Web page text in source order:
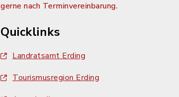
gerne nach Terminvereinbarung.
Quicklinks
Landratsamt Erding
Tourismusregion Erding